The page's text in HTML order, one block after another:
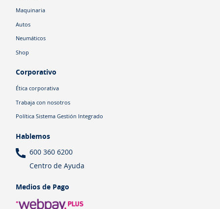
Maquinaria
Autos
Neumáticos
Shop
Corporativo
Ética corporativa
Trabaja con nosotros
Política Sistema Gestión Integrado
Hablemos
600 360 6200
Centro de Ayuda
Medios de Pago